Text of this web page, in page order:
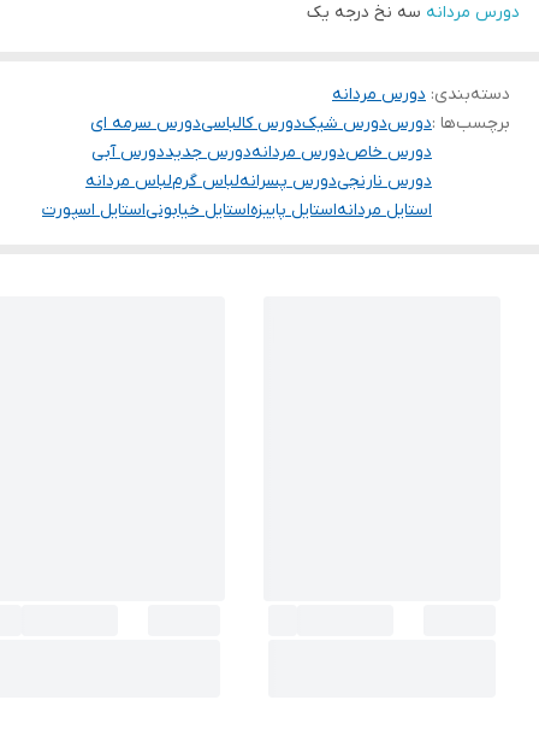
دورس مردانه سه نخ درجه یک
دسته‌بندی: دورس مردانه
برچسب‌ها :دورسدورس شیکدورس کالباسیدورس سرمه ای
دورس خاصدورس مردانهدورس جدیددورس آبی
دورس نارنجیدورس پسرانهلباس گرملباس مردانه
استایل مردانهاستایل پاییزهاستایل خیابونیاستایل اسپورت